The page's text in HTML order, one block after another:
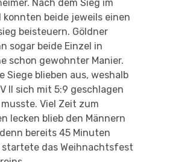
Nach dem Sieg im
konnten beide jeweils einen
beisteuern. Göldner
sogar beide Einzel in
schon gewohnter Manier.
Siege blieben aus, weshalb
II sich mit 5:9 geschlagen
Viel Zeit zum
lecken blieb den Männern
bereits 45 Minuten
startete das Weihnachtsfest